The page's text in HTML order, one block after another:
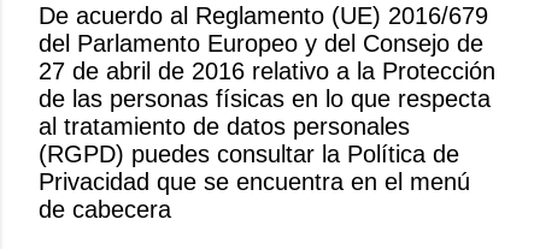
P
u
b
l
i
c
a
De acuerdo al Reglamento (UE) 2016/679
del Parlamento Europeo y del Consejo de
27 de abril de 2016 relativo a la Protección
de las personas físicas en lo que respecta
al tratamiento de datos personales
(RGPD) puedes consultar la Política de
Privacidad que se encuentra en el menú
de cabecera